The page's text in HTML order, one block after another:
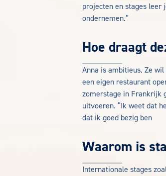
projecten en stages
ondernemen.”
Hoe draagt
Anna is ambitieus. Ze
een eigen restaurant
zomerstage in Frankrijk
uitvoeren. “Ik weet dat
dat ik goed bezig ben
Waarom is
Internationale stages